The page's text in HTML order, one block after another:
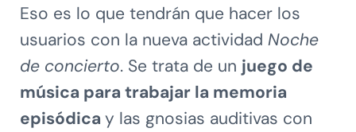
Eso es lo que tendrán que hacer los
usuarios con la nueva actividad Noche
de concierto. Se trata de un juego de
música para trabajar la memoria
episódica y las gnosias auditivas con